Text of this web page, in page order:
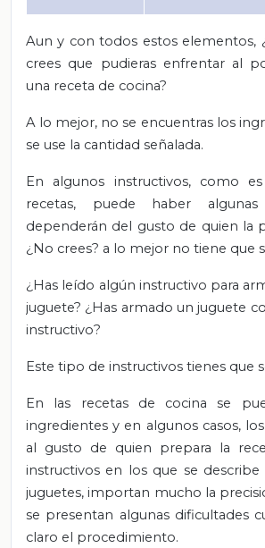
Aun y con todos estos elementos,
crees que pudieras enfrentar al
una receta de cocina?
A lo mejor, no se encuentras los
se use la cantidad señalada.
En algunos instructivos, como
recetas, puede haber
dependerán del gusto de quien la
¿No crees? a lo mejor no tiene que
¿Has leído algún instructivo para
juguete? ¿Has armado un juguete
instructivo?
Este tipo de instructivos tienes que
En las recetas de cocina se
ingredientes y en algunos casos,
al gusto de quien prepara la
instructivos en los que se
juguetes, importan mucho la
se presentan algunas dificultades
claro el procedimiento.